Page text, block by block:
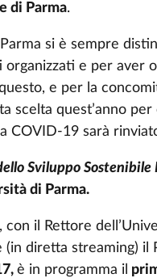
di Parma.
si è sempre
e per aver
e per la
scelta quest’anno per
COVID-19 sarà
Sviluppo Sostenibile
di Parma.
, con il Rettore
(in diretta streaming) il
è in programma il